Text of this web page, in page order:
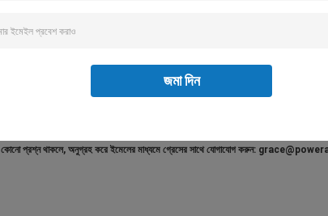
জমা দিন
কোনো প্রশ্ন থাকলে, অনুগ্রহ করে ইমেলের মাধ্যমে গ্রেসের সাথে যোগাযোগ করুন: